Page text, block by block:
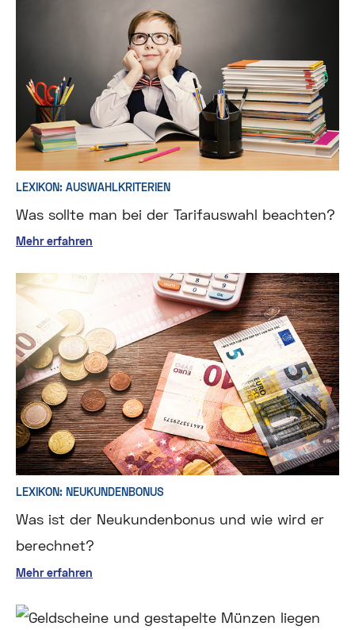
LEXIKON: AUSWAHLKRITERIEN
Was sollte man bei der Tarifauswahl beachten?
Mehr erfahren
LEXIKON: NEUKUNDENBONUS
Was ist der Neukundenbonus und wie wird er
berechnet?
Mehr erfahren